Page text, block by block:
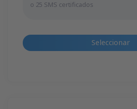
o 25 SMS certificados
Seleccionar